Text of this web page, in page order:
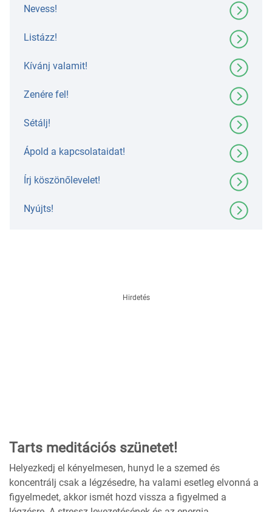
Nevess!
Listázz!
Kívánj valamit!
Zenére fel!
Sétálj!
Ápold a kapcsolataidat!
Írj köszönőlevelet!
Nyújts!
Hirdetés
Tarts meditációs szünetet!
Helyezkedj el kényelmesen, hunyd le a szemed és
koncentrálj csak a légzésedre, ha valami esetleg elvonná a
figyelmedet, akkor ismét hozd vissza a figyelmed a